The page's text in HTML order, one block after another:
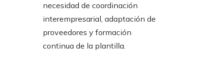
necesidad de coordinación
interempresarial, adaptación de
proveedores y formación
continua de la plantilla.